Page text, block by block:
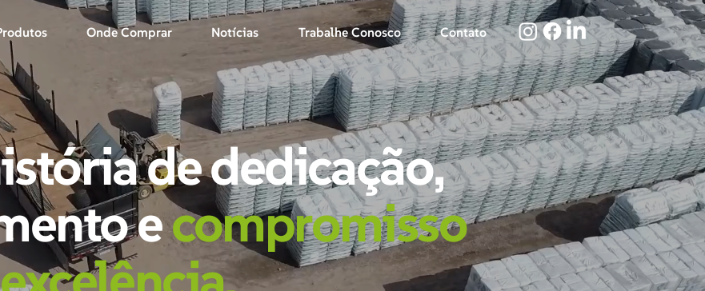
Onde Comprar Notícias Trabalhe Conosco Contato
de dedicação,
ecompromisso